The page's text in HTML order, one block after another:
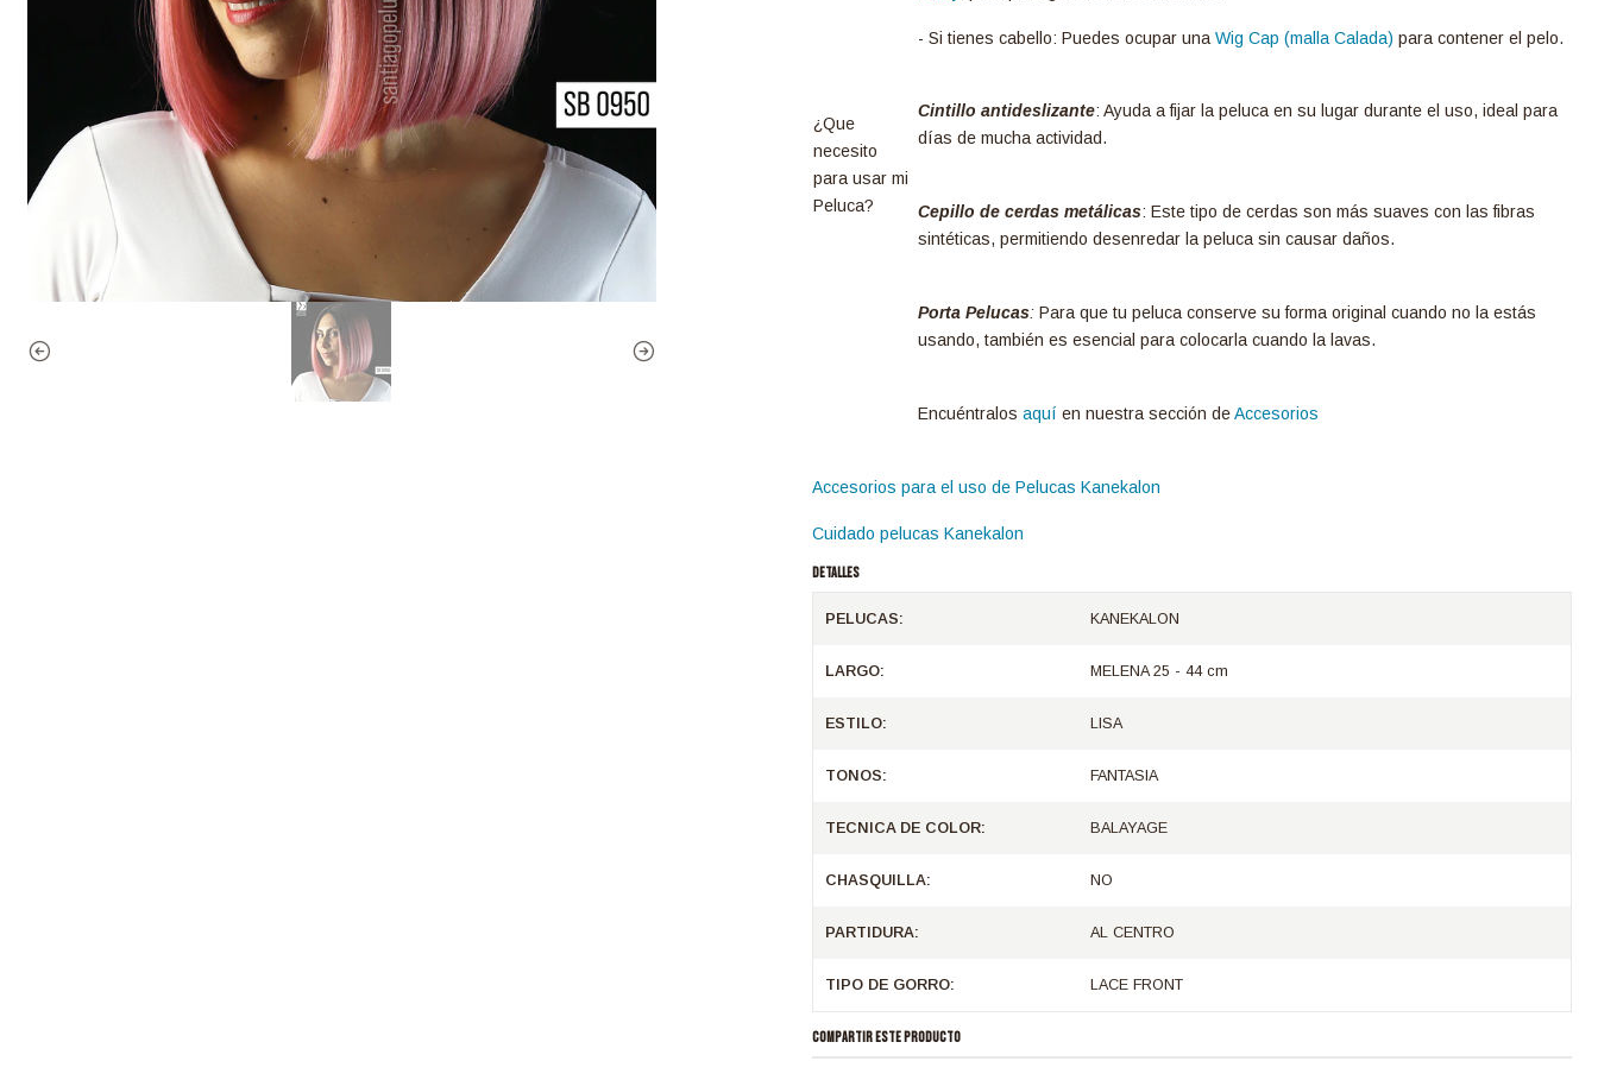
¿Que
necesito
para usar mi
Peluca?
- Si tienes cabello: Puedes ocupar unaWig Cap (malla Calada) para contener el pelo.
Cintillo antideslizante: Ayuda a fijar la peluca en su lugar durante el uso, ideal para
días de mucha actividad.
Cepillo de cerdas metálicas: Este tipo de cerdas son más suaves con las fibras
sintéticas, permitiendo desenredar la peluca sin causar daños.
Porta Pelucas:Para que tu peluca conserve su forma original cuando no la estás
usando, también es esencial para colocarla cuando la lavas.
Encuéntralos aquí en nuestra sección deAccesorios
Accesorios para el uso de Pelucas Kanekalon
Cuidado pelucas Kanekalon
DETALLES
PELUCAS: KANEKALON
LARGO: MELENA 25 - 44 cm
ESTILO: LISA
TONOS: FANTASIA
TECNICA DE COLOR: BALAYAGE
CHASQUILLA: NO
PARTIDURA: AL CENTRO
TIPO DE GORRO: LACE FRONT
COMPARTIR ESTE PRODUCTO